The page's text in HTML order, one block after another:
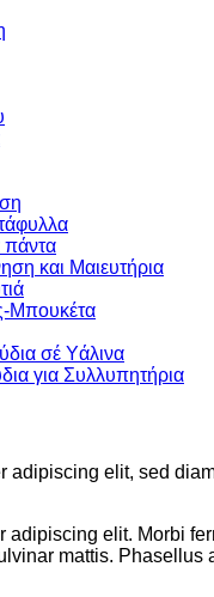
πάντα
και Μαιευτήρια
Μπουκέτα
σέ Υάλινα
για Συλλυπητήρια
adipiscing elit, sed
adipiscing elit. Morbi
mattis. Phasellus